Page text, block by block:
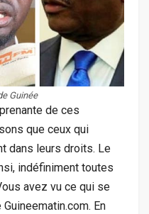
Guinée
de ces
que ceux qui
dans leurs droits. Le
indéfiniment toutes
avez vu ce qui se
En